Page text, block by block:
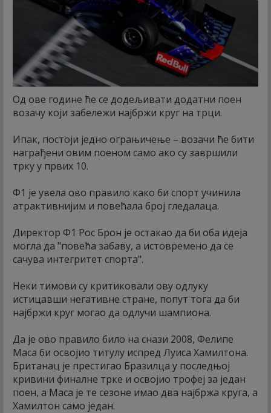
Од ове године ће се додељивати додатни поен
возачу који забележи најбржи круг на трци.
Ипак, постоји једно ограњичење – возачи ће бити
награђени овим поеном само ако су завршили
трку у првих 10.
Ф1 је увела ово правило како би спорт учинила
атрактивнијим и повећала број гледалаца.
Директор Ф1 Рос Брон је остакао да би оба идеја
могла да "повећа забаву, а истовремено да се
сачува интегритет спорта".
Неки тимови су критиковали ову одлуку
истицавши негативне стране, попут тога да би
најбржи круг могао да одлучи шампиона.
Да је ово правило било на снази 2008, Фелипе
Маса би освојио титулу испред Луиса Хамилтона.
Британац је престигао Бразилца у последњој
кривини финалне трке и освојио трофеј за један
поен, а Маса је те сезоне имао два најбржа круга, а
Хамилтон само један.